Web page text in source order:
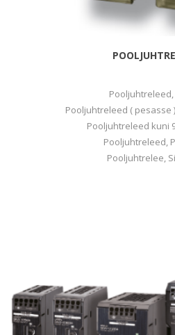
Pooljuhtreleed ( pesasse
Pooljuhtreleed kuni
Pooljuhtreleed,
Pooljuhtrelee,